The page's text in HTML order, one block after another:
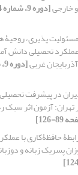
خارجی
پذیری،
تحصیلی دانش
غربی
در پیشرفت
آزمون اثر سبک
حافظۀکاری با
پسریک زبانه و